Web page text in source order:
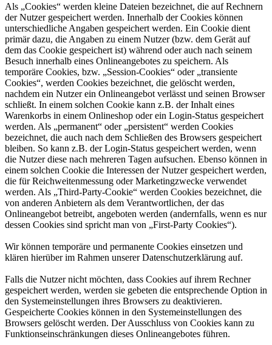
Als „Cookies“ werden kleine Dateien bezeichnet, die auf Rechnern
der Nutzer gespeichert werden. Innerhalb der Cookies können
unterschiedliche Angaben gespeichert werden. Ein Cookie dient
primär dazu, die Angaben zu einem Nutzer (bzw. dem Gerät auf
dem das Cookie gespeichert ist) während oder auch nach seinem
Besuch innerhalb eines Onlineangebotes zu speichern. Als
temporäre Cookies, bzw. „Session-Cookies“ oder „transiente
Cookies“, werden Cookies bezeichnet, die gelöscht werden,
nachdem ein Nutzer ein Onlineangebot verlässt und seinen Browser
schließt. In einem solchen Cookie kann z.B. der Inhalt eines
Warenkorbs in einem Onlineshop oder ein Login-Status gespeichert
werden. Als „permanent“ oder „persistent“ werden Cookies
bezeichnet, die auch nach dem Schließen des Browsers gespeichert
bleiben. So kann z.B. der Login-Status gespeichert werden, wenn
die Nutzer diese nach mehreren Tagen aufsuchen. Ebenso können in
einem solchen Cookie die Interessen der Nutzer gespeichert werden,
die für Reichweitenmessung oder Marketingzwecke verwendet
werden. Als „Third-Party-Cookie“ werden Cookies bezeichnet, die
von anderen Anbietern als dem Verantwortlichen, der das
Onlineangebot betreibt, angeboten werden (andernfalls, wenn es nur
dessen Cookies sind spricht man von „First-Party Cookies“).
Wir können temporäre und permanente Cookies einsetzen und
klären hierüber im Rahmen unserer Datenschutzerklärung auf.
Falls die Nutzer nicht möchten, dass Cookies auf ihrem Rechner
gespeichert werden, werden sie gebeten die entsprechende Option in
den Systemeinstellungen ihres Browsers zu deaktivieren.
Gespeicherte Cookies können in den Systemeinstellungen des
Browsers gelöscht werden. Der Ausschluss von Cookies kann zu
Funktionseinschränkungen dieses Onlineangebotes führen.